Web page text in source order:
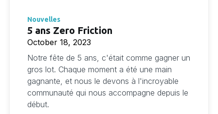
Nouvelles
5 ans Zero Friction
October 18, 2023
Notre fête de 5 ans, c'était comme gagner un
gros lot. Chaque moment a été une main
gagnante, et nous le devons à l'incroyable
communauté qui nous accompagne depuis le
début.